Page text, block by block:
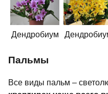
Дендробиум
Пальмы
Все виды пальм –